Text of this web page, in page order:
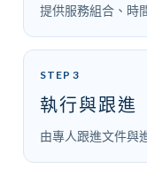
提供服務組合、時
STEP 3
執行與跟進
由專人跟進文件與